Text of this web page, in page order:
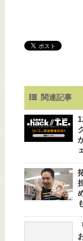
関連記事